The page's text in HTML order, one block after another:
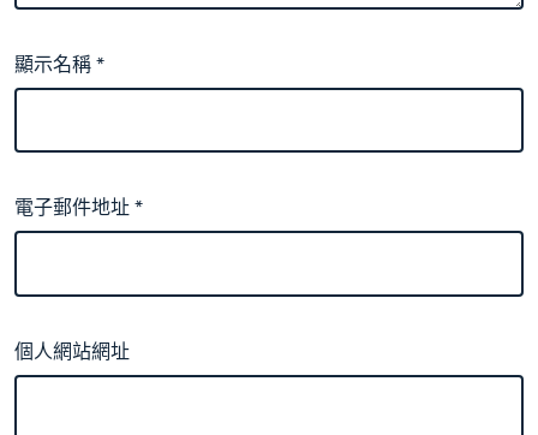
顯示名稱*
電子郵件地址*
個人網站網址